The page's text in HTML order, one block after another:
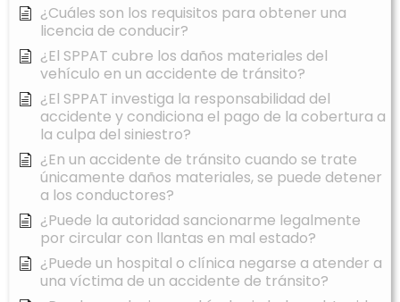
¿Cuáles son los requisitos para obtener una
licencia de conducir?
¿El SPPAT cubre los daños materiales del
vehículo en un accidente de tránsito?
¿El SPPAT investiga la responsabilidad del
accidente y condiciona el pago de la cobertura a
la culpa del siniestro?
¿En un accidente de tránsito cuando se trate
únicamente daños materiales, se puede detener
a los conductores?
¿Puede la autoridad sancionarme legalmente
por circular con llantas en mal estado?
¿Puede un hospital o clínica negarse a atender a
una víctima de un accidente de tránsito?